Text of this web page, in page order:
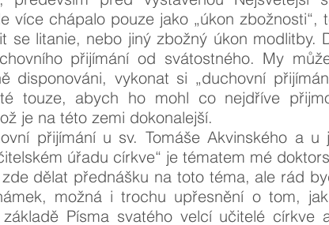
více chápalo pouze jako „úkon zbožnosti“,
se litanie, nebo jiný zbožný úkon modlitby.
přijímání od svátostného. My
disponováni, vykonat si „duchovní
touze, abych ho mohl co nejdříve
je na této zemi dokonalejší.
přijímání u sv. Tomáše Akvinského a u
úřadu církve“ je tématem mé
dělat přednášku na toto téma, ale rád
možná i trochu upřesnění o tom,
Písma svatého velcí učitelé církve